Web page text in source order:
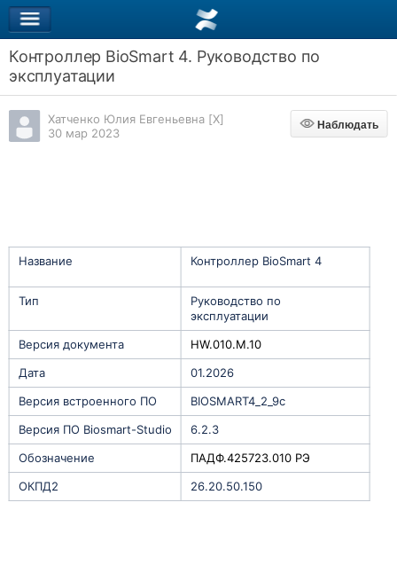
Контроллер BioSmart 4. Руководство по
эксплуатации
Хатченко Юлия Евгеньевна [X]
30 мар 2023
Наблюдать
Наблюдать
Название Контроллер BioSmart 4
Тип
Руководство по
эксплуатации
Версия документа
HW.010.M.10
Дата
01.2026
Версия встроенного ПО
BIOSMART4_2_9c
Версия ПО Biosmart-Studio
6.2.3
Обозначение
ПАДФ.425723.010 РЭ
ОКПД2
26.20.50.150